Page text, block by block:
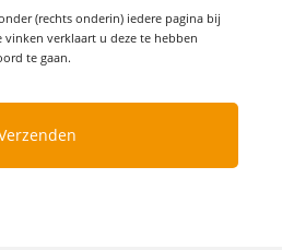
(rechts onderin) iedere pagina bij
verklaart u deze te hebben
te gaan.